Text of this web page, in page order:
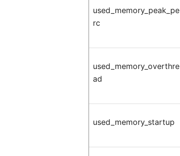
used_memory_peak_pe
rc
used_memory_overthre
ad
used_memory_startup